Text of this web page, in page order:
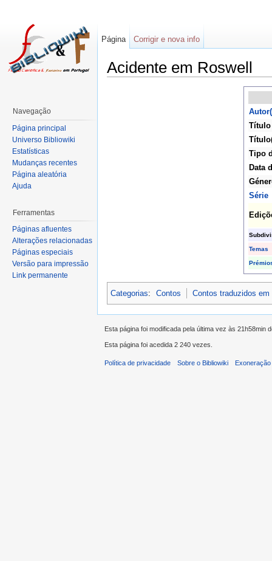
Acidente em Roswell
Tipo
Data
Série
Temas
Categorias: Contos Contos traduzidos em
Página Corrigir e nova info
Navegação
Página principal
Universo Bibliowiki
Estatísticas
Mudanças recentes
Página aleatória
Ajuda
Ferramentas
Páginas afluentes
Alterações relacionadas
Páginas especiais
Versão para impressão
Link permanente
Esta página foi modificada pela última vez às 21h58min
Esta página foi acedida 2 240 vezes.
Política de privacidade Sobre o Bibliowiki